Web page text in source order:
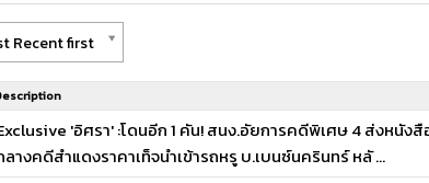
Recent first
'อิศรา' :โดนอีก 1 คัน! สนง.อัยการคดีพิเศษ 4 ส่งหนังสื
ลางคดีสำแดงราคาเท็จนำเข้ารถหรู บ.เบนซ์นครินทร์ หลั ...